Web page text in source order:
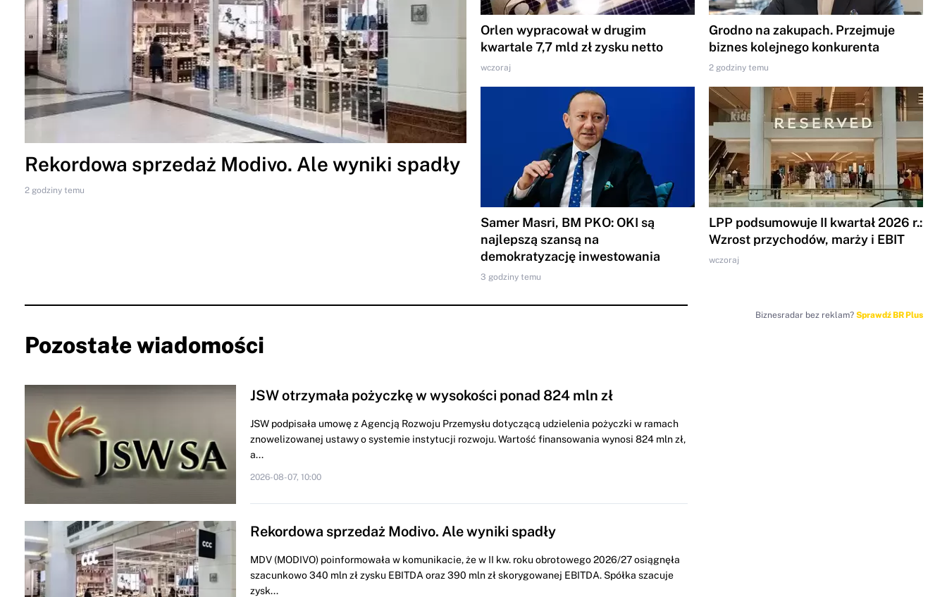
Rekordowa sprzedaż Modivo. Ale wyniki spadły
2 godziny temu
Orlen wypracował w drugim
kwartale 7,7 mld zł zysku netto
wczoraj
Grodno na zakupach. Przejmuje
biznes kolejnego konkurenta
2 godziny temu
Samer Masri, BM PKO: OKI są
najlepszą szansą na
demokratyzację inwestowania
3 godziny temu
LPP podsumowuje II kwartał 2026 r.:
Wzrost przychodów, marży i EBIT
wczoraj
Pozostałe wiadomości
JSW otrzymała pożyczkę w wysokości ponad 824 mln zł
JSW podpisała umowę z Agencją Rozwoju Przemysłu dotyczącą udzielenia pożyczki w ramach
znowelizowanej ustawy o systemie instytucji rozwoju. Wartość finansowania wynosi 824 mln zł,
a...
2026-08-07, 10:00
Rekordowa sprzedaż Modivo. Ale wyniki spadły
MDV (MODIVO) poinformowała w komunikacie, że w II kw. roku obrotowego 2026/27 osiągnęła
szacunkowo 340 mln zł zysku EBITDA oraz 390 mln zł skorygowanej EBITDA. Spółka szacuje
zysk...
Biznesradar bez reklam? Sprawdź BR Plus